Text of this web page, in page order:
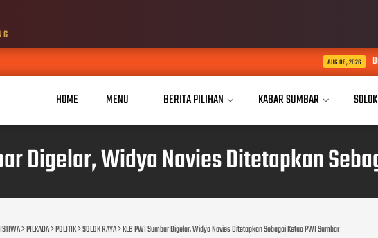
Dua Tahun Mengukir
HOME MENU BERITA PILIHAN KABAR SUMBAR
Digelar, Widya Navies Ditetapkan
PILKADA POLITIK SOLOK RAYA KLB PWI Sumbar Digelar, Widya Navies Ditetapkan Sebagai Ketua PWI Sumbar